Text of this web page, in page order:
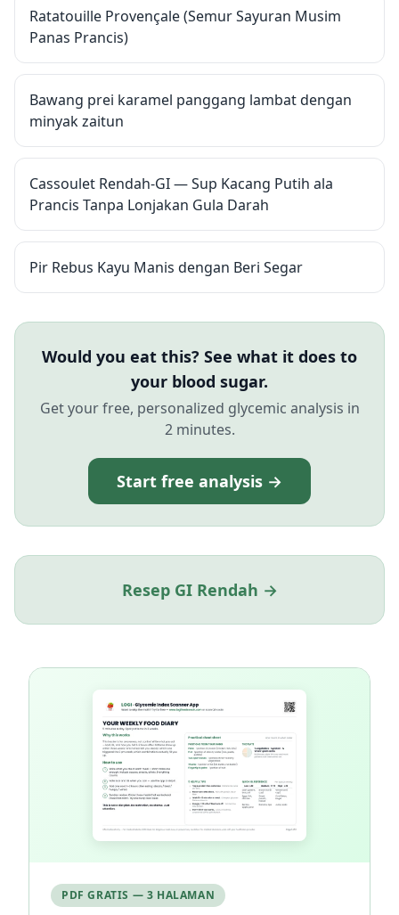
Ratatouille Provençale (Semur Sayuran Musim
Panas Prancis)
Bawang prei karamel panggang lambat dengan
minyak zaitun
Cassoulet Rendah-GI — Sup Kacang Putih ala
Prancis Tanpa Lonjakan Gula Darah
Pir Rebus Kayu Manis dengan Beri Segar
Would you eat this? See what it does to
your blood sugar.
Get your free, personalized glycemic analysis in
2 minutes.
Start free analysis →
Resep GI Rendah →
PDF GRATIS — 3 HALAMAN